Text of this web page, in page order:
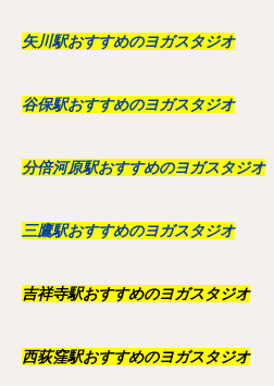
矢川駅おすすめのヨガスタジオ
谷保駅おすすめのヨガスタジオ
分倍河原駅おすすめのヨガスタジオ
三鷹駅おすすめのヨガスタジオ
吉祥寺駅おすすめのヨガスタジオ
西荻窪駅おすすめのヨガスタジオ